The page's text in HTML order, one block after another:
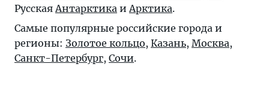
Русская Антарктика и Арктика.
Самые популярные российские города и
регионы: Золотое кольцо, Казань, Москва,
Санкт-Петербург, Сочи.